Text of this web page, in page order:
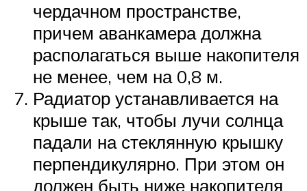
чердачном пространстве,
причем аванкамера должна
располагаться выше накопителя
не менее, чем на 0,8 м.
Радиатор устанавливается на
крыше так, чтобы лучи солнца
падали на стеклянную крышку
перпендикулярно. При этом он
должен быть ниже накопителя